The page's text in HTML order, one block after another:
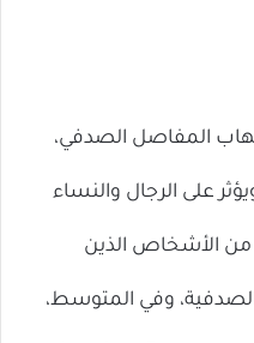
المفاصل الصدفي،
على الرجال والنساء
من الأشخاص الذين
وفي المتوسط،